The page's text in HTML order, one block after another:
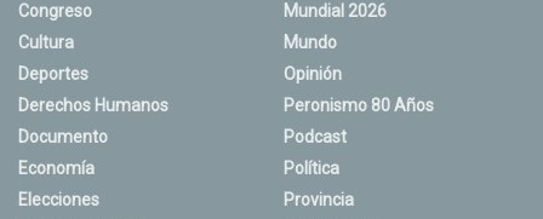
Congreso
Cultura
Deportes
Derechos Humanos
Documento
Economía
Elecciones
Mundial 2026
Mundo
Opinión
Peronismo 80 Años
Podcast
Política
Provincia